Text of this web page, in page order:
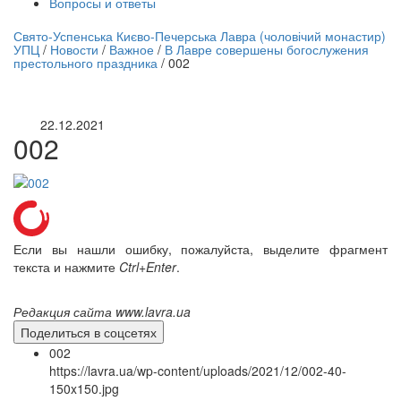
трансляция | 12 сентября
трансляции
Свято-Успенська Києво-Печерська Лавра (чоловічий монастир)
УПЦ / Новости / Важное / В Лавре совершены богослужения
престольного праздника / 002
22.12.2021
002
Если вы нашли ошибку, пожалуйста, выделите фрагмент
текста и нажмите Ctrl+Enter.
Редакция сайта www.lavra.ua
Поделиться в соцсетях
002
https://lavra.ua/wp-content/uploads/2021/12/002-40-
150x150.jpg